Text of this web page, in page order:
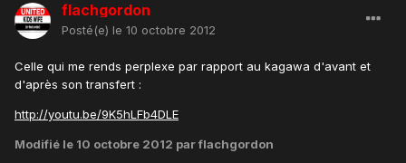
flachgordon
Posté(e) le 10 octobre 2012
Celle qui me rends perplexe par rapport au kagawa d'avant et
d'après son transfert :
http://youtu.be/9K5hLFb4DLE
Modifié le 10 octobre 2012 par flachgordon